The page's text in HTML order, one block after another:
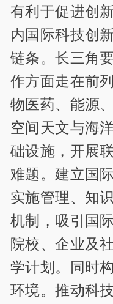
有利于促进创
内国际科技创
链条。长三角
作方面走在前
物医药、能源
空间天文与海
础设施，开展
难题。建立国
实施管理、知
机制，吸引国
院校、企业及
学计划。同时
环境。推动科